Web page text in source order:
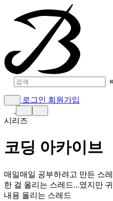
⌘
로그인 회원가입
시리즈
코딩 아카이브
매일매일 공부하려고 만든 스
한 걸 올리는 스레드...였지만
내용 올리는 스레드